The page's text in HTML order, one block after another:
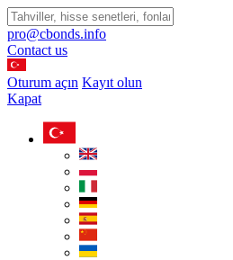
pro@cbonds.info
Contact us
Oturum açın Kayıt olun
Kapat